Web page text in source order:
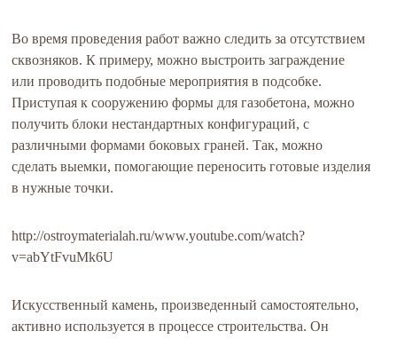
Во время проведения работ важно следить за отсутствием
сквозняков. К примеру, можно выстроить заграждение
или проводить подобные мероприятия в подсобке.
Приступая к сооружению формы для газобетона, можно
получить блоки нестандартных конфигураций, с
различными формами боковых граней. Так, можно
сделать выемки, помогающие переносить готовые изделия
в нужные точки.
http://ostroymaterialah.ru/www.youtube.com/watch?
v=abYtFvuMk6U
Искусственный камень, произведенный самостоятельно,
активно используется в процессе строительства. Он